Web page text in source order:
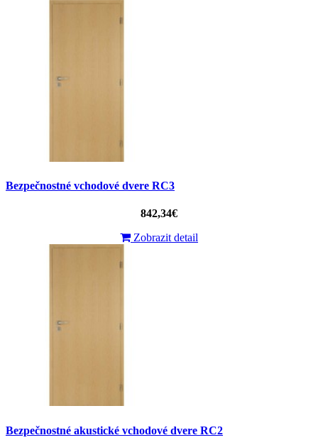
Bezpečnostné vchodové dvere RC3
842,34€
Zobrazit detail
Bezpečnostné akustické vchodové dvere RC2